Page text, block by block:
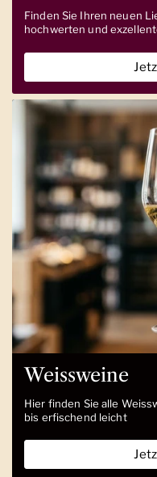
Finden Sie Ihren neuen
hochwerten und
Weissweine
Hier finden Sie alle
bis erfischend leicht